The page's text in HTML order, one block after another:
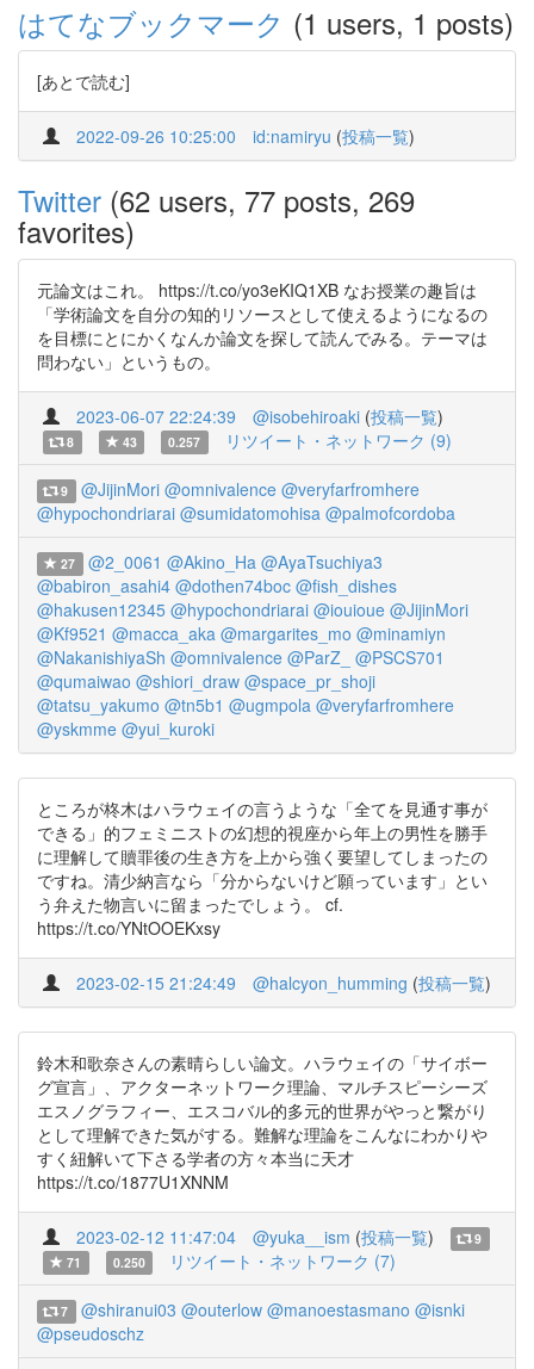
はてなブックマーク (1 users, 1 posts)
[あとで読む]
2022-09-26 10:25:00 id:namiryu (投稿一覧)
Twitter (62 users, 77 posts, 269
favorites)
元論文はこれ。 https://t.co/yo3eKIQ1XB なお授業の趣旨は
「学術論文を自分の知的リソースとして使えるようになるの
を目標にとにかくなんか論文を探して読んでみる。テーマは
問わない」というもの。
2023-06-07 22:24:39 @isobehiroaki (投稿一覧)
8 43 0.257 リツイート・ネットワーク (9)
9 @JijinMori @omnivalence @veryfarfromhere
@hypochondriarai @sumidatomohisa @palmofcordoba
27 @2_0061 @Akino_Ha @AyaTsuchiya3
@babiron_asahi4 @dothen74boc @fish_dishes
@hakusen12345 @hypochondriarai @iouioue @JijinMori
@Kf9521 @macca_aka @margarites_mo @minamiyn
@NakanishiyaSh @omnivalence @ParZ_ @PSCS701
@qumaiwao @shiori_draw @space_pr_shoji
@tatsu_yakumo @tn5b1 @ugmpola @veryfarfromhere
@yskmme @yui_kuroki
ところが柊木はハラウェイの言うような「全てを見通す事が
できる」的フェミニストの幻想的視座から年上の男性を勝手
に理解して贖罪後の生き方を上から強く要望してしまったの
ですね。清少納言なら「分からないけど願っています」とい
う弁えた物言いに留まったでしょう。 cf.
https://t.co/YNtOOEKxsy
2023-02-15 21:24:49 @halcyon_humming (投稿一覧)
鈴木和歌奈さんの素晴らしい論文。ハラウェイの「サイボー
グ宣言」、アクターネットワーク理論、マルチスピーシーズ
エスノグラフィー、エスコバル的多元的世界がやっと繋がり
として理解できた気がする。難解な理論をこんなにわかりや
すく紐解いて下さる学者の方々本当に天才
https://t.co/1877U1XNNM
2023-02-12 11:47:04 @yuka__ism (投稿一覧)
9
71
0.250 リツイート・ネットワーク (7)
7 @shiranui03 @outerlow @manoestasmano @isnki
@pseudoschz